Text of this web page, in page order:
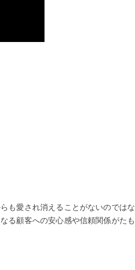
も愛され消えることがないのではな
る顧客への安心感や信頼関係がたも